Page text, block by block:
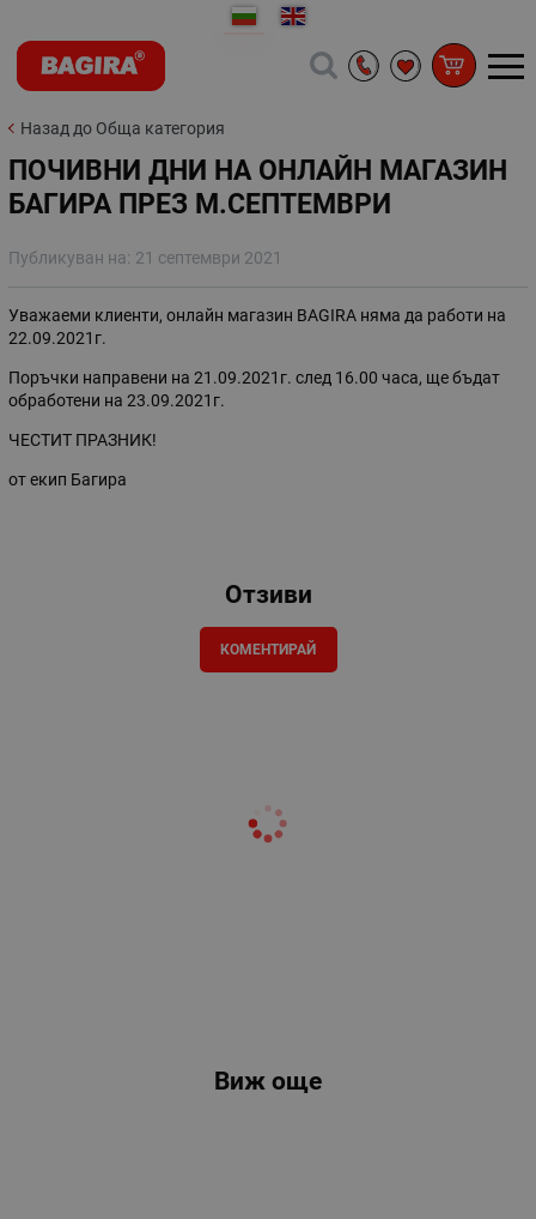
Назад до Обща категория
ПОЧИВНИ ДНИ НА ОНЛАЙН МАГАЗИН
БАГИРА ПРЕЗ M.СЕПТЕМВРИ
Публикуван на: 21 септември 2021
Уважаеми клиенти, онлайн магазин BAGIRA няма да работи на
22.09.2021г.
Поръчки направени на 21.09.2021г. след 16.00 часа, ще бъдат
обработени на 23.09.2021г.
ЧЕСТИТ ПРАЗНИК!
от екип Багира
Отзиви
КОМЕНТИРАЙ
Виж още